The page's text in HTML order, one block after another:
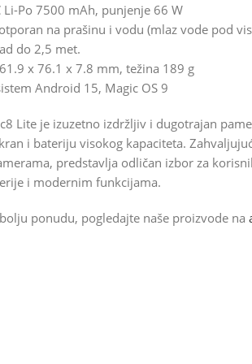
Li-Po 7500 mAh, punjenje 66 W
na prašinu i vodu (mlaz vode pod
do 2,5 met.
x 76.1 x 7.8 mm, težina 189 g
Android 15, Magic OS 9
Lite je izuzetno izdržljiv i dugotrajan
i bateriju visokog kapaciteta.
predstavlja odličan izbor za
i modernim funkcijama.
ponudu, pogledajte naše proizvode na